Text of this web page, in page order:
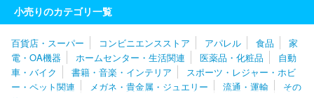
株式会社大一商会
株式会社ベネフィットジャパン
株式会社スク
ロール
株式会社ドウシシャ
つか
株式会社清川屋 株式会社エコプラス
アイアグリ株式会
社
株式会社ワールドツール 株式会社アイフォーレ
株式会社ア
イ・トピア
株式会社日本テレメッセージ
株式会社郵便局物販サ
ービス
株式会社ハンズ 株式会社エフジー武蔵
株式会社アルフ
小売りのカテゴリ一覧
百貨店・スーパー コンビニエンスストア アパレル 食品
家
電・OA機器
ホームセンター・生活関連 医薬品・化粧品
自動
車・バイク
書籍・音楽・インテリア
スポーツ・レジャー・ホビ
ー・ペット関連
メガネ・貴金属・ジュエリー 流通・運輸
その